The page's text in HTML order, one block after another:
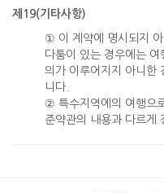
제19(기타사항)
① 이 계약에 명시되지
다툼이 있는 경우에는
의가 이루어지지 아니한
니다.
② 특수지역에의 여행으
준약관의 내용과 다르게